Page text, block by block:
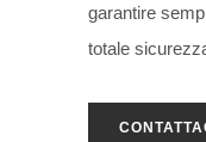
garantire
totale